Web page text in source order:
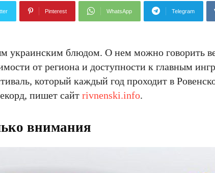
Pinterest WhatsApp Telegram
украинским блюдом. О нем можно говорить
от региона и доступности к главным
который каждый год проходит в
пишет сайт rivnenski.info.
внимания